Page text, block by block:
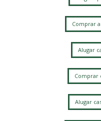
Comprar
Alugar
Comprar
Alugar